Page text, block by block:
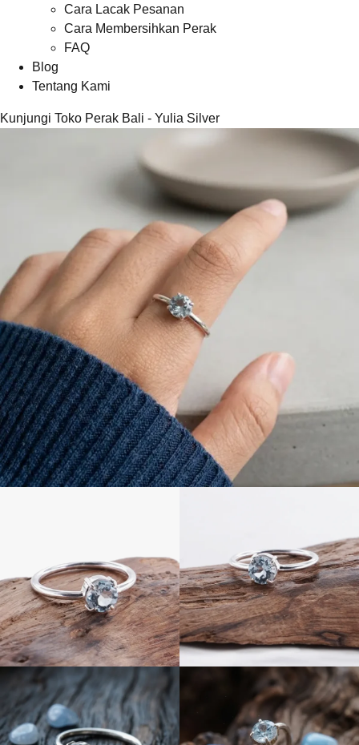
Cara Lacak Pesanan
Cara Membersihkan Perak
FAQ
Blog
Tentang Kami
Kunjungi Toko Perak Bali - Yulia Silver